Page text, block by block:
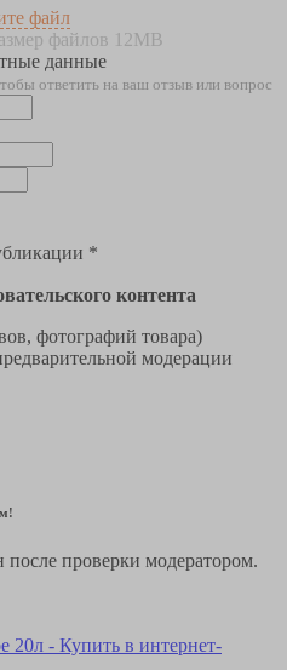
файл
файлов 12MB
данные
ответить на ваш отзыв или вопрос
*
контента
фотографий товара)
модерации
проверки модератором.